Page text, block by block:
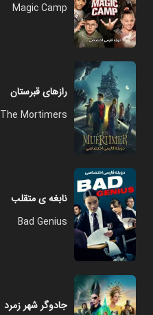
Magic Camp
رازهای قبرستان
The Mortimers
نابغه ی متقلب
Bad Genius
جادوگر شهر زمرد